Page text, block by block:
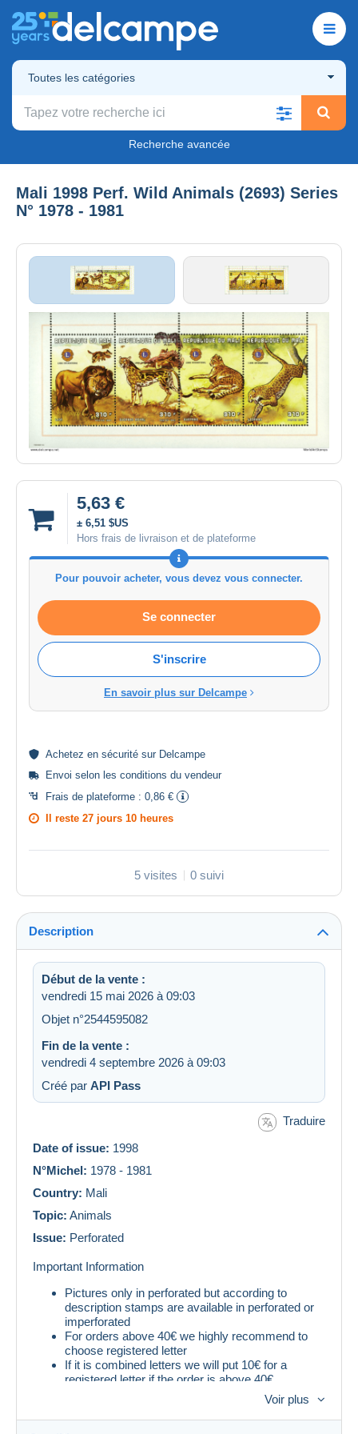
Toutes les catégories
Recherche avancée
Mali 1998 Perf. Wild Animals (2693) Series
N° 1978 - 1981
5,63 €
± 6,51 $US
Hors frais de livraison et de plateforme
Pour pouvoir acheter, vous devez vous connecter.
Se connecter
S'inscrire
En savoir plus sur Delcampe
Achetez en sécurité sur Delcampe
Envoi selon les conditions du vendeur
Frais de plateforme : 0,86 €
Il reste 27 jours 10 heures
5 visites 0 suivi
Description
Début de la vente :
vendredi 15 mai 2026 à 09:03
Objet n°2544595082
Fin de la vente :
vendredi 4 septembre 2026 à 09:03
Créé par API Pass
Traduire
Date of issue: 1998
N°Michel: 1978 - 1981
Country: Mali
Topic: Animals
Issue: Perforated
Important Information
Pictures only in perforated but according to
description stamps are available in perforated or
imperforated
For orders above 40€ we highly recommend to
choose registered letter
If it is combined letters we will put 10€ for a
registered letter if the order is above 40€
Voir plus